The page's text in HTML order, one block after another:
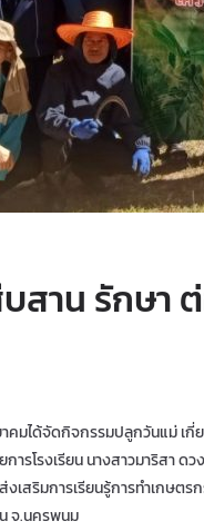
บสาน รักษ
ได้จัดกิจกรรมปลูกวันแม่ เกี่
ารโรงเรียน นางสาวมาริส
เสริมการเรียนรู้การทำเก
จ.นครพนม